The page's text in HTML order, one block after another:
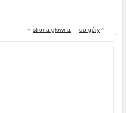
« strona główna - do góry ^